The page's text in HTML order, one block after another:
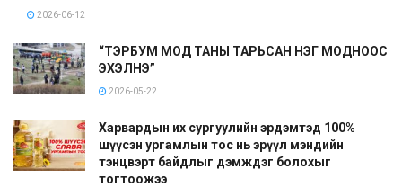
2026-06-12
“ТЭРБУМ МОД ТАНЫ ТАРЬСАН НЭГ МОДНООС
ЭХЭЛНЭ”
2026-05-22
Харвардын их сургуулийн эрдэмтэд 100%
шүүсэн ургамлын тос нь эрүүл мэндийн
тэнцвэрт байдлыг дэмждэг болохыг
тогтоожээ